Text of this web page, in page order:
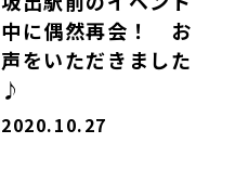
中に偶然再会！ お
声をいただきました
♪
2020.10.27